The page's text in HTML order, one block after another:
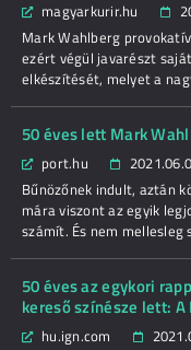
magyarkurir.hu
Mark Wahlberg
ezért végül javarészt
elkészítését, melyet a
50 éves lett Mark
port.hu
Bűnözőnek indult, aztán
mára viszont az egyik
számít. És nem mellesleg
50 éves az egykori
kereső színésze lett:
hu.ign.com